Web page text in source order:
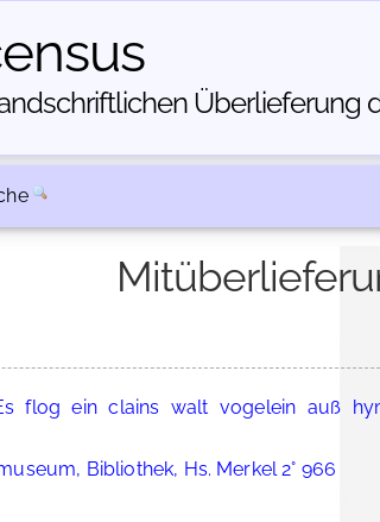
Über­lieferung
flog ein clains walt vogelein auß
Bibliothek, Hs. Merkel 2° 966